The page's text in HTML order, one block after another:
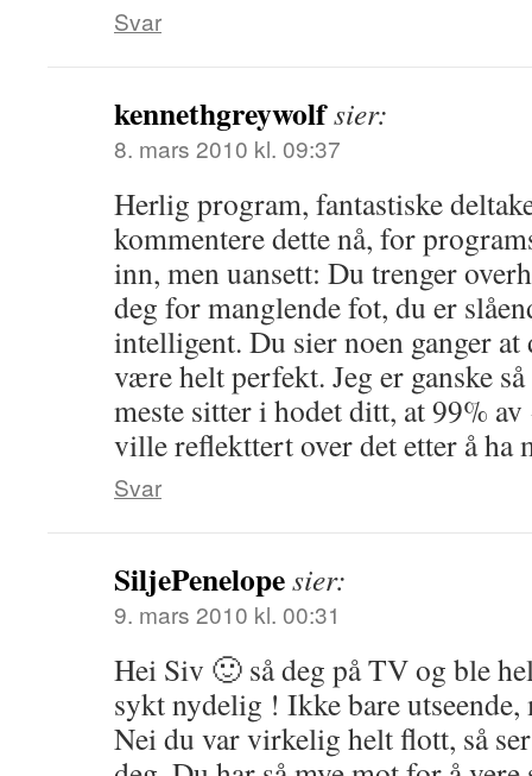
Svar
kennethgreywolfsier:
8. mars 2010 kl. 09:37
Herlig program, fantastiske
kommentere dette nå, for
inn, men uansett: Du trenger
deg for manglende fot, du er
intelligent. Du sier noen ganger
være helt perfekt. Jeg er ganske
meste sitter i hodet ditt, at 99%
ville reflekttert over det etter å ha
Svar
SiljePenelopesier:
9. mars 2010 kl. 00:31
Hei Siv 🙂 så deg på TV og ble
sykt nydelig ! Ikke bare utseende,
Nei du var virkelig helt flott, så